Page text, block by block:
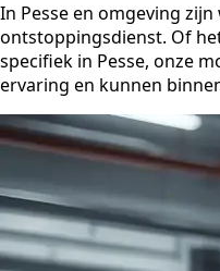
In Pesse en omgeving
ontstoppingsdienst. Of
specifiek in Pesse, onze
ervaring en kunnen